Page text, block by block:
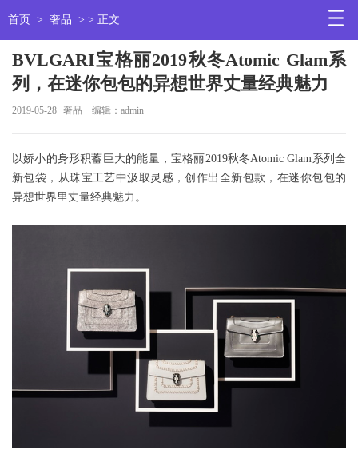
首页 > 奢品 > > 正文
BVLGARI宝格丽2019秋冬Atomic Glam系
列，在迷你包包的异想世界丈量经典魅力
2019-05-28 奢品 编辑：admin
以娇小的身形积蓄巨大的能量，宝格丽2019秋冬Atomic Glam系列全
新包袋，从珠宝工艺中汲取灵感，创作出全新包款，在迷你包包的
异想世界里丈量经典魅力。